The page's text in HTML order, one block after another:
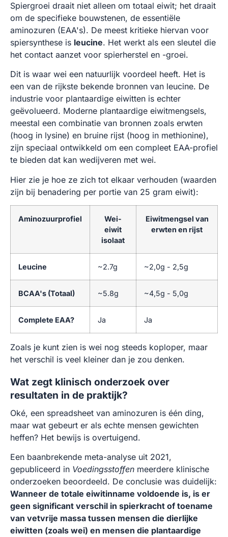
Spiergroei draait niet alleen om totaal eiwit; het draait
om de specifieke bouwstenen, de essentiële
aminozuren (EAA's). De meest kritieke hiervan voor
spiersynthese is leucine. Het werkt als een sleutel die
het contact aanzet voor spierherstel en -groei.
Dit is waar wei een natuurlijk voordeel heeft. Het is
een van de rijkste bekende bronnen van leucine. De
industrie voor plantaardige eiwitten is echter
geëvolueerd. Moderne plantaardige eiwitmengsels,
meestal een combinatie van bronnen zoals erwten
(hoog in lysine) en bruine rijst (hoog in methionine),
zijn speciaal ontwikkeld om een compleet EAA-profiel
te bieden dat kan wedijveren met wei.
Hier zie je hoe ze zich tot elkaar verhouden (waarden
zijn bij benadering per portie van 25 gram eiwit):
Aminozuurprofiel
Wei-
eiwit
isolaat
Eiwitmengsel van
erwten en rijst
Leucine ~2.7g ~2,0g - 2,5g
BCAA's (Totaal) ~5.8g ~4,5g - 5,0g
Complete EAA? Ja Ja
Zoals je kunt zien is wei nog steeds koploper, maar
het verschil is veel kleiner dan je zou denken.
Wat zegt klinisch onderzoek over
resultaten in de praktijk?
Oké, een spreadsheet van aminozuren is één ding,
maar wat gebeurt er als echte mensen gewichten
heffen? Het bewijs is overtuigend.
Een baanbrekende meta-analyse uit 2021,
gepubliceerd in Voedingsstoffen meerdere klinische
onderzoeken beoordeeld. De conclusie was duidelijk:
Wanneer de totale eiwitinname voldoende is, is er
geen significant verschil in spierkracht of toename
van vetvrije massa tussen mensen die dierlijke
eiwitten (zoals wei) en mensen die plantaardige